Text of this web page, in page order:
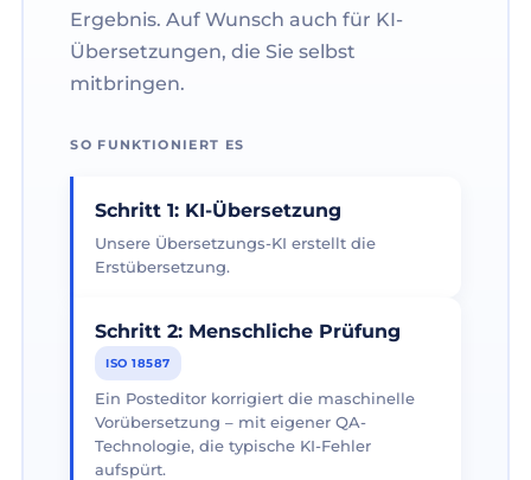
Ergebnis. Auf Wunsch auch für KI-
Übersetzungen, die Sie selbst
mitbringen.
SO FUNKTIONIERT ES
Schritt 1: KI-Übersetzung
Unsere Übersetzungs-KI erstellt die
Erstübersetzung.
Schritt 2: Menschliche Prüfung
ISO 18587
Ein Posteditor korrigiert die maschinelle
Vorübersetzung – mit eigener QA-
Technologie, die typische KI-Fehler
aufspürt.